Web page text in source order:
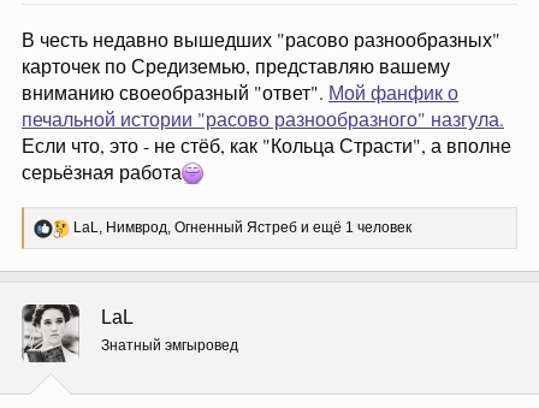
В честь недавно вышедших "расово разнообразных"
карточек по Средиземью, представляю вашему
вниманию своеобразный "ответ". Мой фанфик о
печальной истории "расово разнообразного" назгула.
Если что, это - не стёб, как "Кольца Страсти", а вполне
серьёзная работа
Р
е
ц
и
и
LaL, Нимврод, Огненный Ястреб и ещё 1 человек
LaL
Знатный эмгыровед